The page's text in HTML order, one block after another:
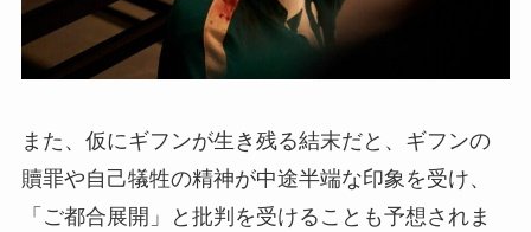
また、仮にギフンが生き残る結末だと、ギフンの
贖罪や自己犠牲の精神が中途半端な印象を受け、
「ご都合展開」と批判を受けることも予想されま